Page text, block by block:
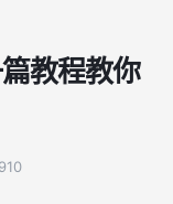
教程教你